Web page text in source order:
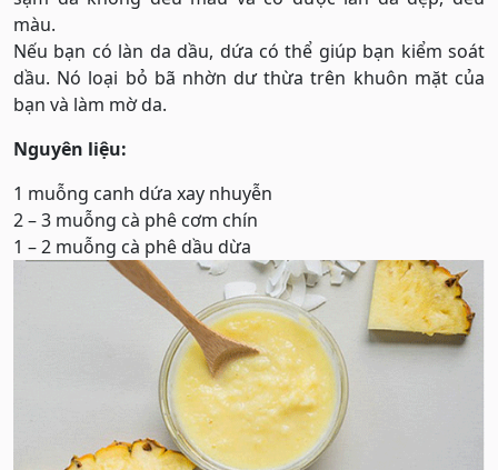
màu.
Nếu bạn có làn da dầu, dứa có thể giúp bạn kiểm soát
dầu. Nó loại bỏ bã nhờn dư thừa trên khuôn mặt của
bạn và làm mờ da.
Nguyên liệu:
1 muỗng canh dứa xay nhuyễn
2 – 3 muỗng cà phê cơm chín
1 – 2 muỗng cà phê dầu dừa